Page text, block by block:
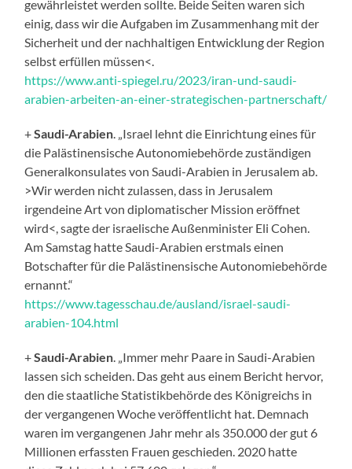
gewährleistet werden sollte. Beide Seiten waren sich
einig, dass wir die Aufgaben im Zusammenhang mit der
Sicherheit und der nachhaltigen Entwicklung der Region
selbst erfüllen müssen<.
https://www.anti-spiegel.ru/2023/iran-und-saudi-
arabien-arbeiten-an-einer-strategischen-partnerschaft/
+Saudi-Arabien . „Israel lehnt die Einrichtung eines für
die Palästinensische Autonomiebehörde zuständigen
Generalkonsulates von Saudi-Arabien in Jerusalem ab.
>Wir werden nicht zulassen, dass in Jerusalem
irgendeine Art von diplomatischer Mission eröffnet
wird<, sagte der israelische Außenminister Eli Cohen.
Am Samstag hatte Saudi-Arabien erstmals einen
Botschafter für die Palästinensische Autonomiebehörde
ernannt.“
https://www.tagesschau.de/ausland/israel-saudi-
arabien-104.html
+Saudi-Arabien . „Immer mehr Paare in Saudi-Arabien
lassen sich scheiden. Das geht aus einem Bericht hervor,
den die staatliche Statistikbehörde des Königreichs in
der vergangenen Woche veröffentlicht hat. Demnach
waren im vergangenen Jahr mehr als 350.000 der gut 6
Millionen erfassten Frauen geschieden. 2020 hatte